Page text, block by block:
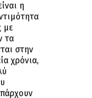
η
με
τα
στην
χρόνια,